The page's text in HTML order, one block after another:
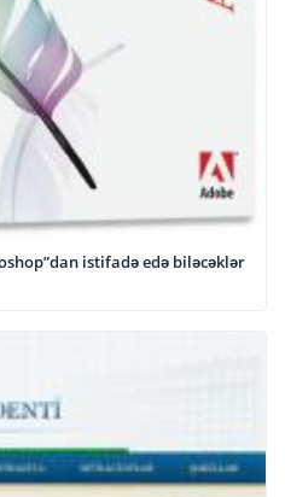
istifadə edə biləcəklər